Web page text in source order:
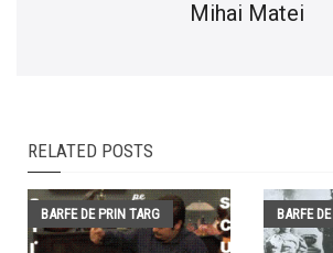
Mihai Matei
RELATED POSTS
BARFE DE PRIN TARG BARFE